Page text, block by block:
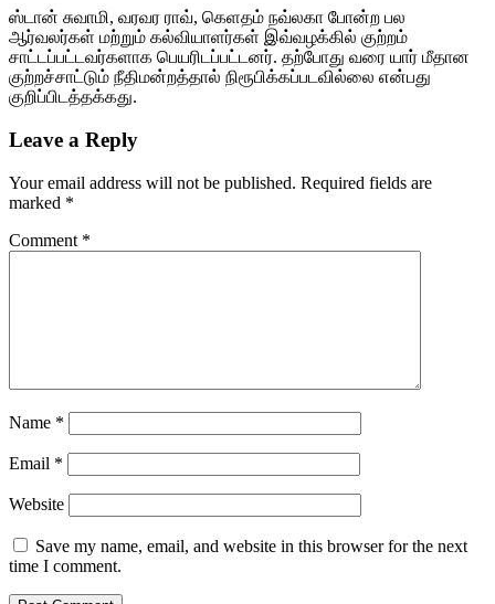
ஸ்டான் சுவாமி, வரவர ராவ், கெளதம் நவ்லகா போன்ற பல
ஆர்வலர்கள் மற்றும் கல்வியாளர்கள் இவ்வழக்கில் குற்றம்
சாட்டப்பட்டவர்களாக பெயரிடப்பட்டனர். தற்போது வரை யார் மீதான
குற்றச்சாட்டும் நீதிமன்றத்தால் நிரூபிக்கப்படவில்லை என்பது
குறிப்பிடத்தக்கது.
Leave a Reply
Your email address will not be published. Required fields are
marked *
Comment *
Name *
Email *
Website
Save my name, email, and website in this browser for the next
time I comment.